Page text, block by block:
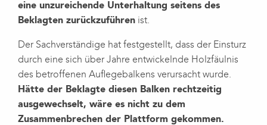
eine unzureichende Unterhaltung seitens des
Beklagten zurückzuführen ist.
Der Sachverständige hat festgestellt, dass der Einsturz
durch eine sich über Jahre entwickelnde Holzfäulnis
des betroffenen Auflegebalkens verursacht wurde.
Hätte der Beklagte diesen Balken rechtzeitig
ausgewechselt, wäre es nicht zu dem
Zusammenbrechen der Plattform gekommen.